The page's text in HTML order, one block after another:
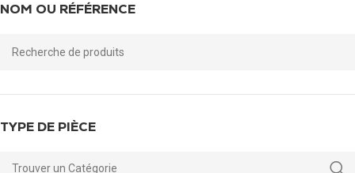
NOM OU RÉFÉRENCE
TYPE DE PIÈCE